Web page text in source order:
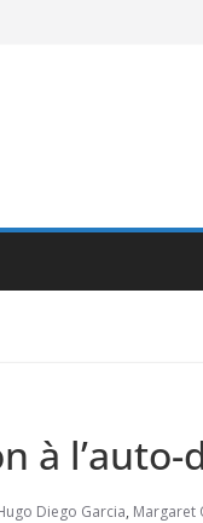
à
Diego Garcia, Margaret